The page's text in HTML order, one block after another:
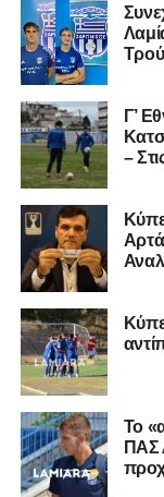
Καλωσορίζουμε
Σαρωνικού και
επιτυχίες.»
Η ανακοίνωση
«Ο Α.Ο.
απόκτηση του
Ο 24χρονος
27/06/2002)
στη Γ’ Εθνική με
αγωνίστηκε στον
της Serie D στην
Cilento και
ποδοσφαιρική
Τον
Γ’
–
Το
ΠΑΣ